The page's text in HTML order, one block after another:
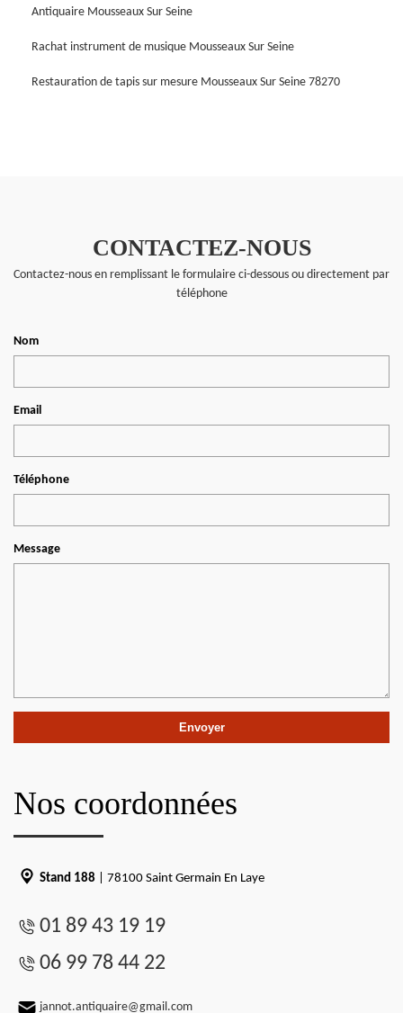
Antiquaire Mousseaux Sur Seine
Rachat instrument de musique Mousseaux Sur Seine
Restauration de tapis sur mesure Mousseaux Sur Seine 78270
CONTACTEZ-NOUS
Contactez-nous en remplissant le formulaire ci-dessous ou directement par
téléphone
Nom
Email
Téléphone
Message
Nos coordonnées
Stand 188 | 78100 Saint Germain En Laye
01 89 43 19 19
06 99 78 44 22
jannot.antiquaire@gmail.com